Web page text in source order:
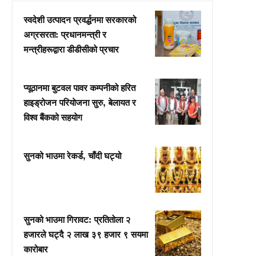
स्वदेशी उत्पादन प्रवर्द्धनमा सरकारको
अग्रसरता: प्रधानमन्त्री र
मन्त्रीहरूद्वारा डीडीसीको प्रचार
प्यूठानमा बुटवल पावर कम्पनीको हरित
हाइड्रोजन परियोजना सुरु, बेलायत र
विश्व बैंकको सहयोग
सुनको भाउमा रेकर्ड, चाँदी घट्यो
सुनको भाउमा गिरावट: प्रतितोला २
हजारले घट्दै २ लाख ३९ हजार ९ सयमा
कारोबार